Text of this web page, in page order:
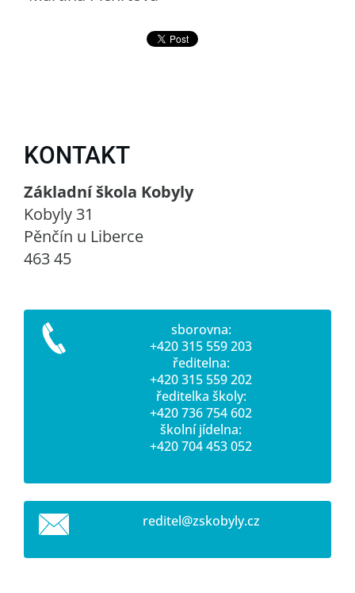
KONTAKT
Základní škola Kobyly
Kobyly 31
Pěnčín u Liberce
463 45
sborovna:
+420 315 559 203
ředitelna:
+420 315 559 202
ředitelka školy:
+420 736 754 602
školní jídelna:
+420 704 453 052
reditel@zskobyly.cz